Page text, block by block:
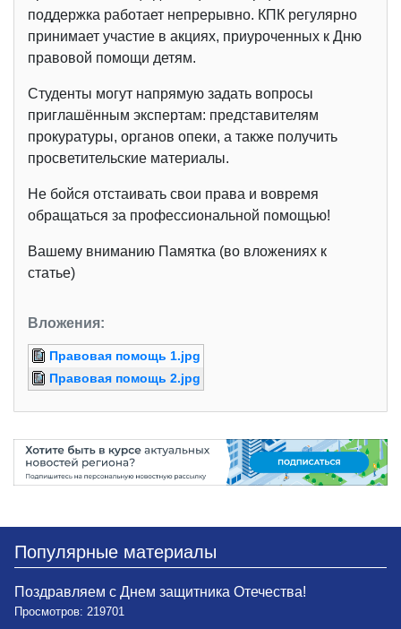
поддержка работает непрерывно. КПК регулярно
принимает участие в акциях, приуроченных к Дню
правовой помощи детям.
Студенты могут напрямую задать вопросы
приглашённым экспертам: представителям
прокуратуры, органов опеки, а также получить
просветительские материалы.
Не бойся отстаивать свои права и вовремя
обращаться за профессиональной помощью!
Вашему вниманию Памятка (во вложениях к
статье)
Вложения:
Правовая помощь 1.jpg
Правовая помощь 2.jpg
Популярные материалы
Поздравляем с Днем защитника Отечества!
Просмотров: 219701